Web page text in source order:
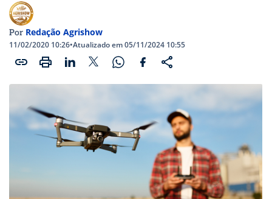
Por Redação Agrishow
11/02/2020 10:26•Atualizado em 05/11/2024 10:55